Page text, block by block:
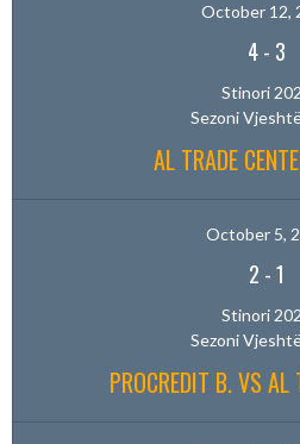
October 12,
4- 3
Stinori
Sezoni
AL TRADE
October 5,
2 -1
Stinori
Sezoni
PROCREDIT B. VS AL